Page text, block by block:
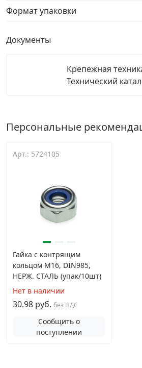
Формат упаковки
Документы
Крепежная
Технический
Персональные
Арт.: 5724105
Гайка с контрящим
кольцом М16, DIN985,
НЕРЖ. СТАЛЬ (упак/10шт)
Нет в наличии
30.98 руб. без НДС
Сообщить о
поступлении